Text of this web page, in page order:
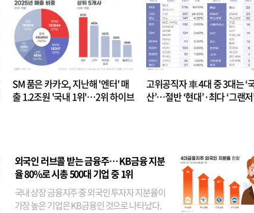
SM 품은 카카오, 지난해 '엔터' 매
출 1.2조원 '국내 1위'…2위 하이브
고위공직자 車 4대 중 3대는 ‘
산’…절반 ‘현대’·최다 ‘그랜저
외국인 러브콜 받는 금융주… KB금융 지분
율 80%로 시총 500대 기업 중 1위
국내 상장 금융지주 중 외국인 투자자 지분율이
가장 높은 기업은 KB금융인 것으로 나타났다.